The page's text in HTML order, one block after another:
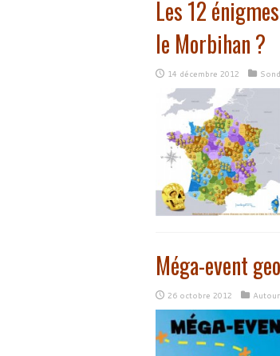
Les 12
le Morbihan ?
14 décembre 2012
Méga-event
26 octobre 2012